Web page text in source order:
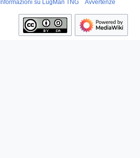
Informazioni su LugMan TNG Avvertenze